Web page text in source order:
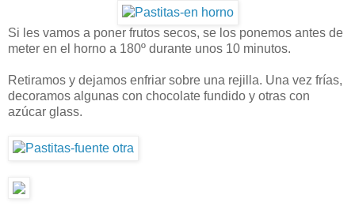
Si les vamos a poner frutos secos, se los ponemos antes de
meter en el horno a 180º durante unos 10 minutos.
Retiramos y dejamos enfriar sobre una rejilla. Una vez frías,
decoramos algunas con chocolate fundido y otras con
azúcar glass.